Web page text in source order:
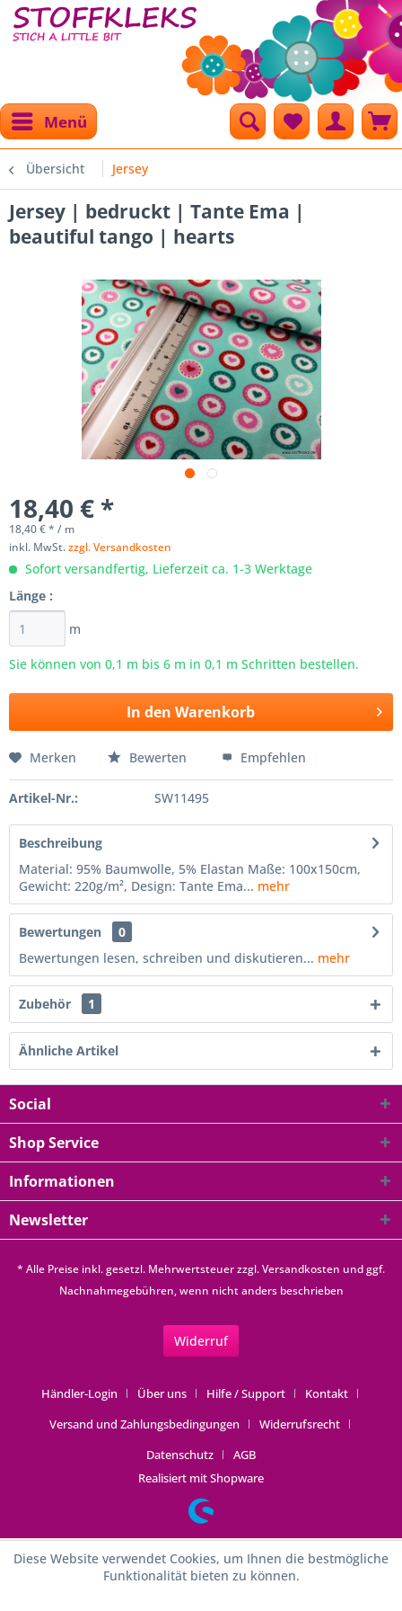
Menü
Übersicht Jersey
Jersey | bedruckt | Tante Ema |
beautiful tango | hearts
18,40 € *
18,40 € * / m
inkl. MwSt.zzgl. Versandkosten
Sofort versandfertig, Lieferzeit ca. 1-3 Werktage
Länge :
m
Sie können von 0,1 m bis 6 m in 0,1 m Schritten bestellen.
In den Warenkorb
Merken Bewerten Empfehlen
Artikel-Nr.: SW11495
Beschreibung
Material: 95% Baumwolle, 5% Elastan Maße: 100x150cm,
Gewicht: 220g/m², Design: Tante Ema... mehr
Bewertungen
0
Bewertungen lesen, schreiben und diskutieren... mehr
Zubehör 1
Ähnliche Artikel
Social
Shop Service
Informationen
Newsletter
* Alle Preise inkl. gesetzl. Mehrwertsteuer zzgl.Versandkosten und ggf.
Nachnahmegebühren, wenn nicht anders beschrieben
Widerruf
Händler-Login Über uns Hilfe / Support
Kontakt
Versand und Zahlungsbedingungen
Widerrufsrecht
Datenschutz
AGB
Realisiert mit Shopware
Diese Website verwendet Cookies, um Ihnen die bestmögliche
Funktionalität bieten zu können.